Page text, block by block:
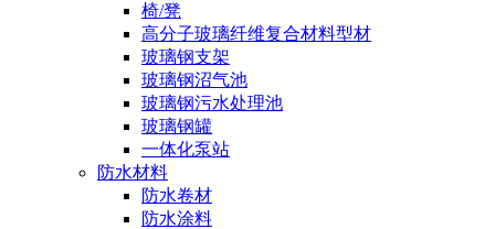
椅/凳
高分子玻璃纤维复合材料型材
玻璃钢支架
玻璃钢沼气池
玻璃钢污水处理池
玻璃钢罐
一体化泵站
防水材料
防水卷材
防水涂料